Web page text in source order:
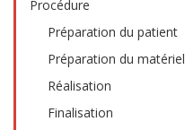
Procédure
Préparation du patient
Préparation du matériel
Réalisation
Finalisation